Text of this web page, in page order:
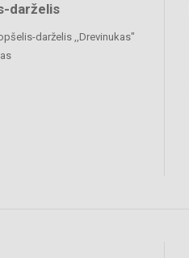
darželis
darželis ,,Drevinukas"